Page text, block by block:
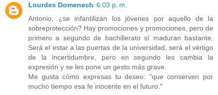
Lourdes Domenech 6:03 p. m.
Antonio, ¿se infantilizan los jóvenes por aquello de la
sobreprotección? Hay promociones y promociones, pero de
primero a segundo de bachillerato sí maduran bastante.
Será el estar a las puertas de la universidad, será el vértigo
de la incertidumbre, pero en segundo les cambia la
expresión y se les pone un gesto más grave.
Me gusta cómo expresas tu deseo: "que conserven por
mucho tiempo esa fe inocente en el futuro."